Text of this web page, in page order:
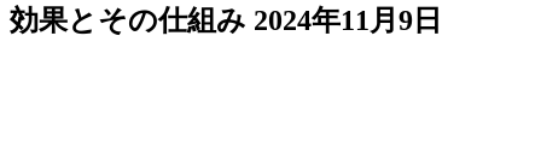
効果とその仕組み 2024年11月9日